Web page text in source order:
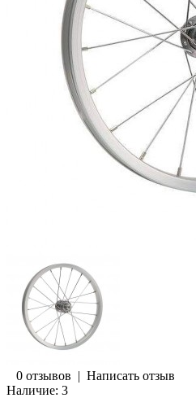
0 отзывов | Написать отзыв
Наличие: 3